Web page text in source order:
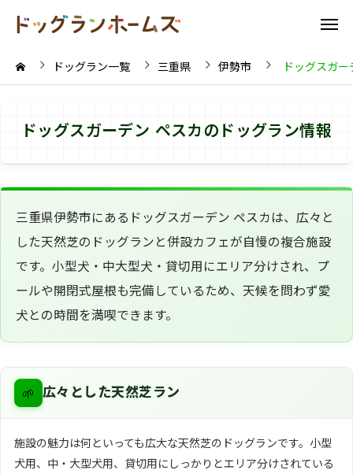
ドッグラン一覧 三重県 伊勢市 ドッグスガ
ドッグスガーデン ペスカのドッグラン情報
三重県伊勢市にあるドッグスガーデン ペスカは、広々と
した天然芝のドッグランと併設カフェが自慢の複合施設
です。小型犬・中大型犬・貸切用にエリア分けされ、プ
ールや開閉式屋根も完備しているため、天候を問わず愛
犬との時間を満喫できます。
🌱 広々とした天然芝ラン
施設の魅力は何といっても広大な天然芝のドッグランです。小型
犬用、中・大型犬用、貸切用にしっかりとエリア分けされている